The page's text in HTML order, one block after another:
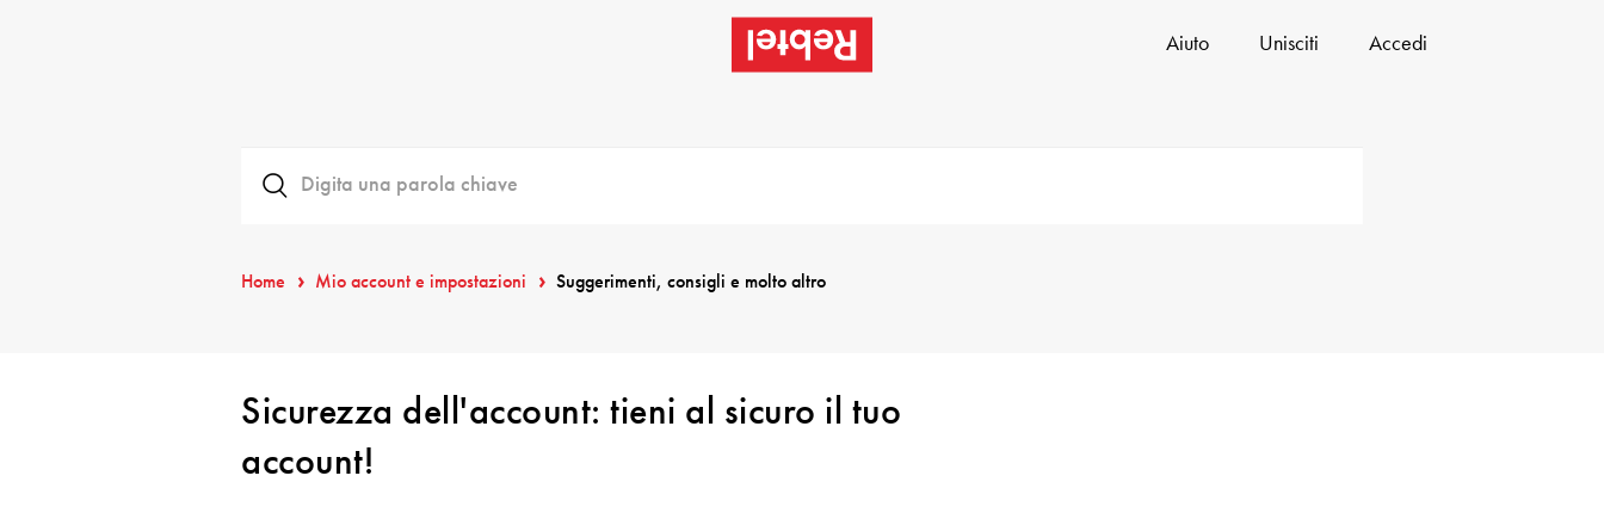
Aiuto Unisciti Accedi
Home Mio account e impostazioni Suggerimenti, consigli e molto altro
Sicurezza dell'account: tieni al sicuro il tuo
account!